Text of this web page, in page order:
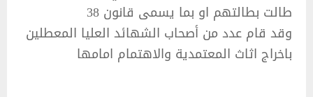
طالت بطالتهم او بما يسمى قانون 38
وقد قام عدد من أصحاب الشهائد العليا المعطلين
باخراج اثاث المعتمدية والاهتمام امامها